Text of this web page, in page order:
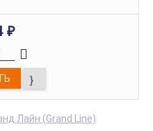
₽
Лайн (Grand Line)